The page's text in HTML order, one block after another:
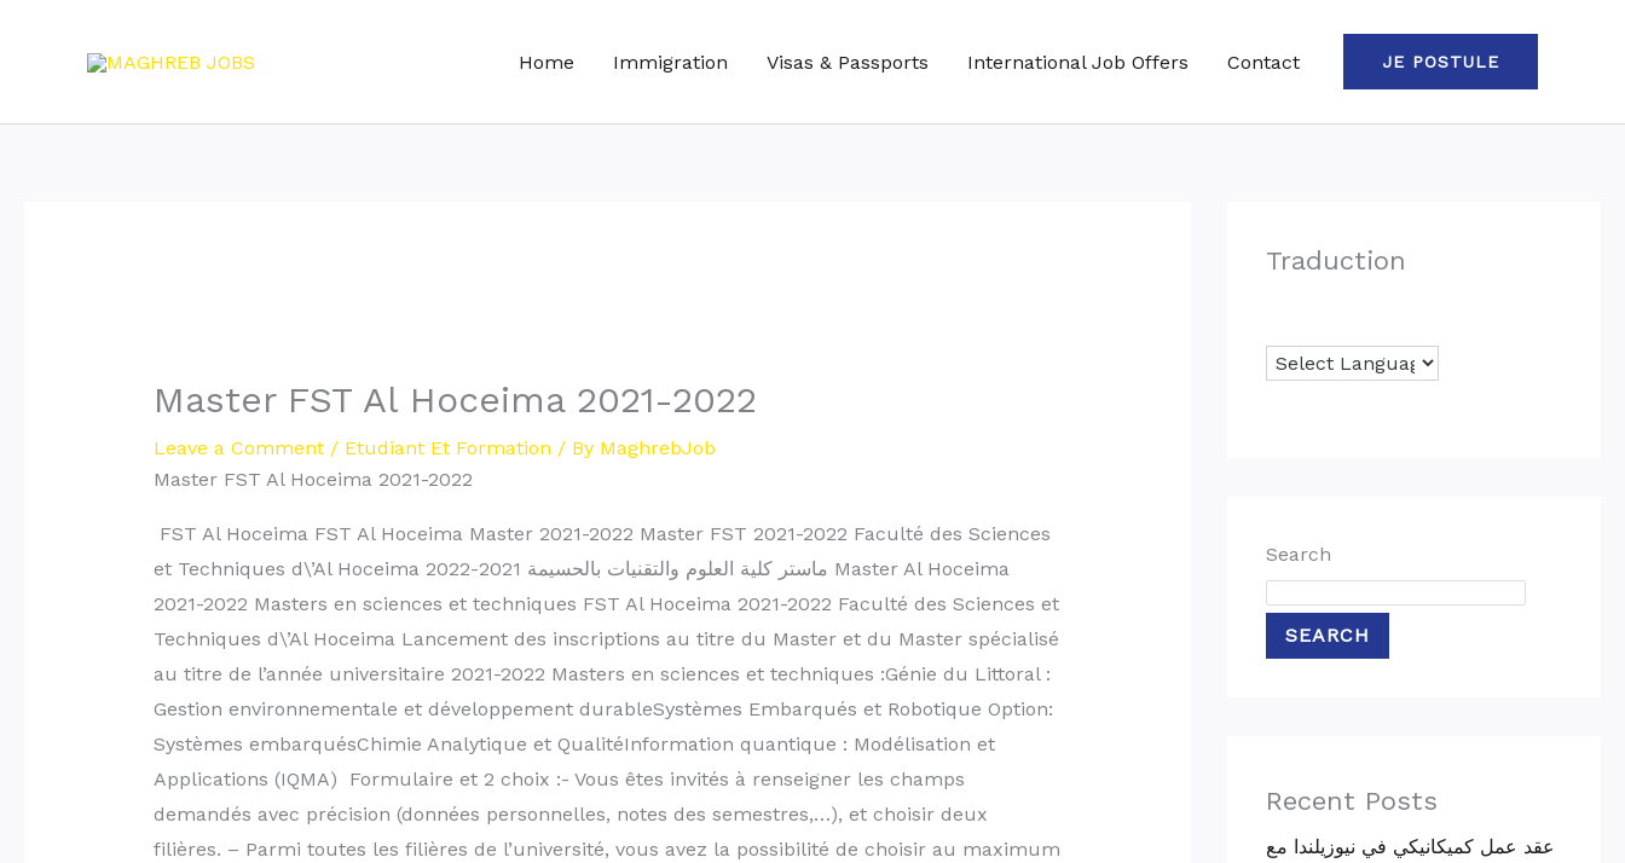
Home Immigration Visas & Passports International Job Offers Contact JE POSTULE
Master FST Al Hoceima 2021-2022
Leave a Comment / Etudiant Et Formation / By MaghrebJob
Master FST Al Hoceima 2021-2022
FST Al Hoceima FST Al Hoceima Master 2021-2022 Master FST 2021-2022 Faculté des Sciences
et Techniques d\’Al Hoceima ماستر كلية العلوم والتقنيات بالحسيمة 2021-2022 Master Al Hoceima
2021-2022 Masters en sciences et techniques FST Al Hoceima 2021-2022 Faculté des Sciences et
Techniques d\’Al Hoceima Lancement des inscriptions au titre du Master et du Master spécialisé
au titre de l’année universitaire 2021-2022 Masters en sciences et techniques :Génie du Littoral :
Gestion environnementale et développement durableSystèmes Embarqués et Robotique Option:
Systèmes embarquésChimie Analytique et QualitéInformation quantique : Modélisation et
Applications (IQMA) Formulaire et 2 choix :- Vous êtes invités à renseigner les champs
demandés avec précision (données personnelles, notes des semestres,…), et choisir deux
filières. – Parmi toutes les filières de l’université, vous avez la possibilité de choisir au maximum
Traduction
Search
SEARCH
Recent Posts
عقد عمل كميكانيكي في نيوزيلندا مع